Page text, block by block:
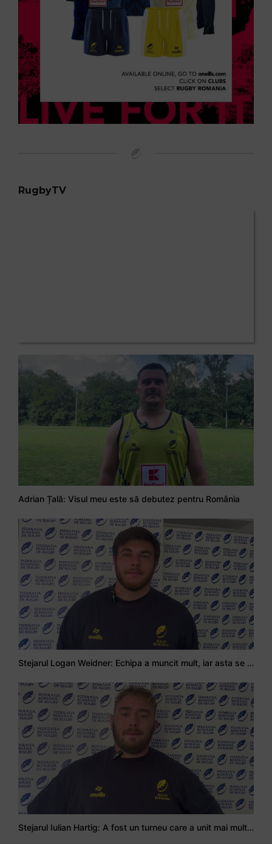
RugbyTV
Adrian Țală: Visul meu este să debutez pentru România
Stejarul Logan Weidner: Echipa a muncit mult, iar asta se va vedea în meciurile de la Nations Cup
Stejarul Iulian Hartig: A fost un turneu care a unit mai mult echipa